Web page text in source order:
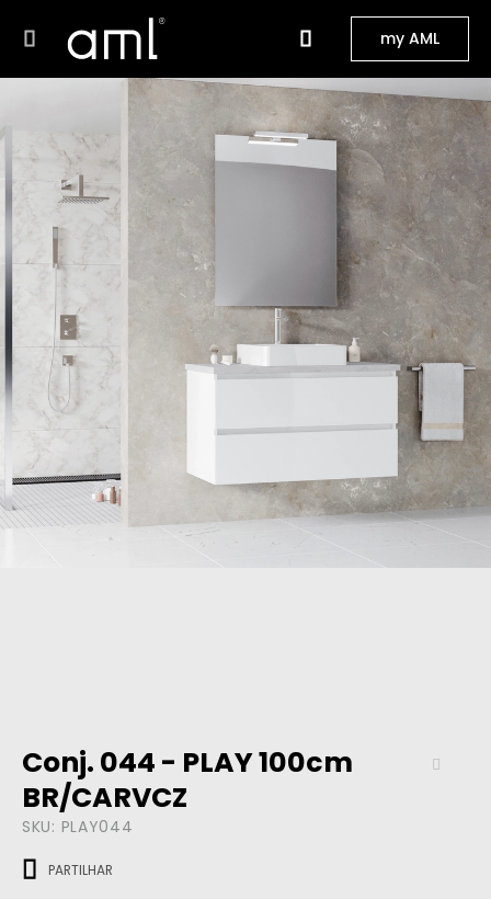
my AML
Conj. 044 - PLAY 100cm
BR/CARVCZ
SKU: PLAY044
PARTILHAR